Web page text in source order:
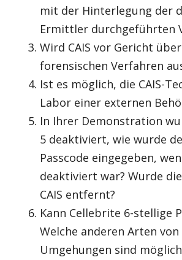
mit der Hinterlegung der
Ermittler durchgeführten
Wird CAIS vor Gericht
forensischen Verfahren
Ist es möglich, die CAIS-
Labor einer externen
In Ihrer Demonstration
5 deaktiviert, wie wurde
Passcode eingegeben,
deaktiviert war? Wurde
CAIS entfernt?
Kann Cellebrite 6-stellige
Welche anderen Arten von
Umgehungen sind